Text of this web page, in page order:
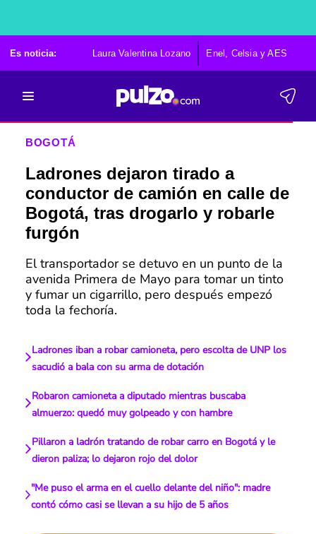
Es noticia: Laura Valentina Lozano Enel, Celsia y AES
BOGOTÁ
Ladrones dejaron tirado a
conductor de camión en calle de
Bogotá, tras drogarlo y robarle
furgón
El transportador se detuvo en un punto de la
avenida Primera de Mayo para tomar un tinto
y fumar un cigarrillo, pero después empezó
toda la fechoría.
Ladrones iban a robar camioneta, pero escolta de UNP los
sacudió a bala con su arma de dotación
Robaron camioneta a diputado mientras buscaba
almuerzo: quedó muy golpeado y con hambre
Pillaron a ladrón tratando de robar carro en Bogotá y le
dieron paliza; lo dejaron rojo del dolor
"Me puso el arma en el cuello delante del niño": madre
contó cómo casi se llevan a su hijo de 5 años